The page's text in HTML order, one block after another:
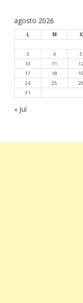
agosto 2026
L M X
3
4 5
10
11
17
18 19
24
25 26
31
« Jul